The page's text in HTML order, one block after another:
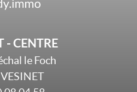
- CENTRE
le Foch
VESINET